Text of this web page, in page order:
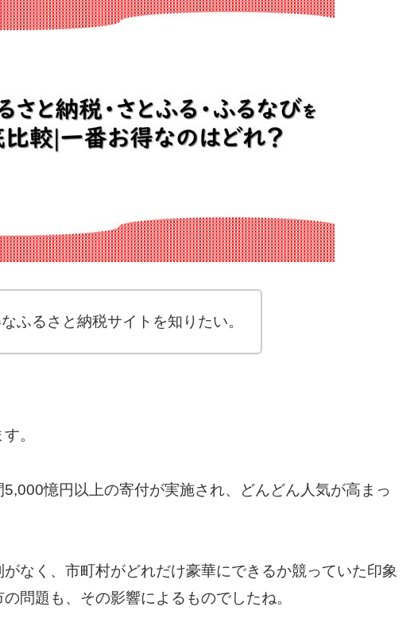
ふるさと納税サイトを知りたい。
。
憶円以上の寄付が実施され、どんどん人気が高まっ
なく、市町村がどれだけ豪華にできるか競っていた印象
問題も、その影響によるものでしたね。